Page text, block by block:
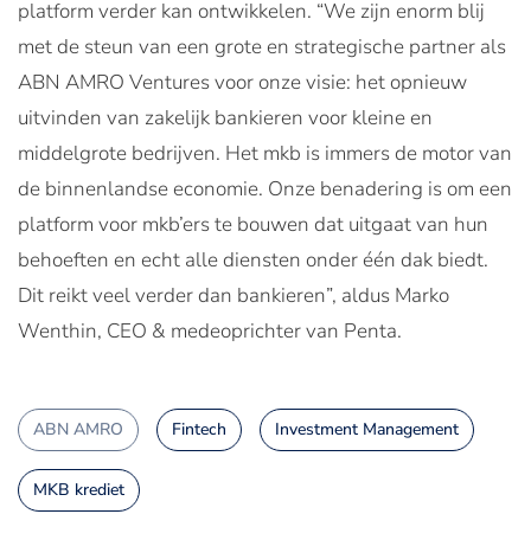
platform verder kan ontwikkelen. “We zijn enorm blij
met de steun van een grote en strategische partner als
ABN AMRO Ventures voor onze visie: het opnieuw
uitvinden van zakelijk bankieren voor kleine en
middelgrote bedrijven. Het mkb is immers de motor van
de binnenlandse economie. Onze benadering is om een
platform voor mkb’ers te bouwen dat uitgaat van hun
behoeften en echt alle diensten onder één dak biedt.
Dit reikt veel verder dan bankieren”, aldus Marko
Wenthin, CEO & medeoprichter van Penta.
ABN AMRO Fintech Investment Management
MKB krediet